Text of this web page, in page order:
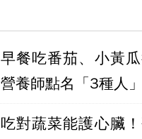
早餐吃番茄、小黃
營養師點名「3種人
吃對蔬菜能護心臟